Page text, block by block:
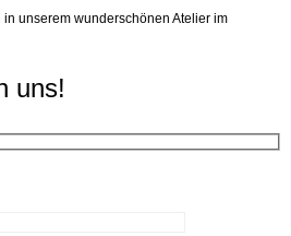
unserem wunderschönen Atelier im
uns!